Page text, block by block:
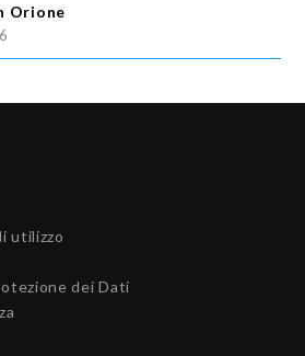
Orione
utilizzo
dei Dati